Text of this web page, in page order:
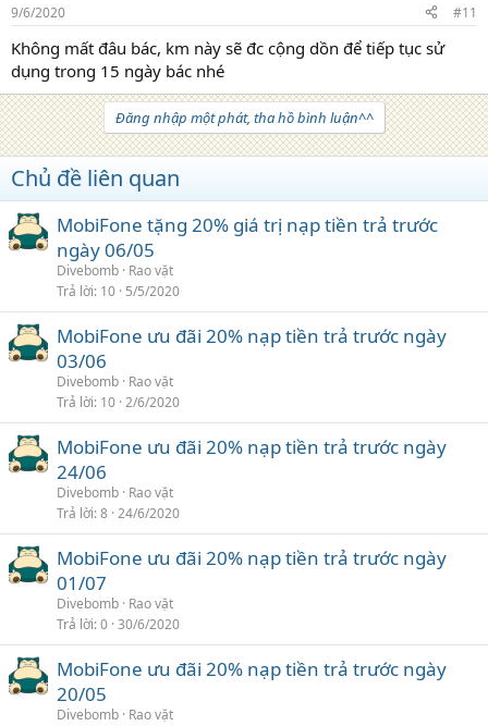
9/6/2020 #11
Không mất đâu bác, km này sẽ đc cộng dồn để tiếp tục sử
dụng trong 15 ngày bác nhé
Đăng nhập một phát, tha hồ bình luận^^
Chủ đề liên quan
MobiFone tặng 20% giá trị nạp tiền trả trước
ngày 06/05
Divebomb Rao vặt
Trả lời 10 5/5/2020
MobiFone ưu đãi 20% nạp tiền trả trước ngày
03/06
Divebomb Rao vặt
Trả lời 10 2/6/2020
MobiFone ưu đãi 20% nạp tiền trả trước ngày
24/06
Divebomb Rao vặt
Trả lời 8 24/6/2020
MobiFone ưu đãi 20% nạp tiền trả trước ngày
01/07
Divebomb Rao vặt
Trả lời 0 30/6/2020
MobiFone ưu đãi 20% nạp tiền trả trước ngày
20/05
Divebomb Rao vặt